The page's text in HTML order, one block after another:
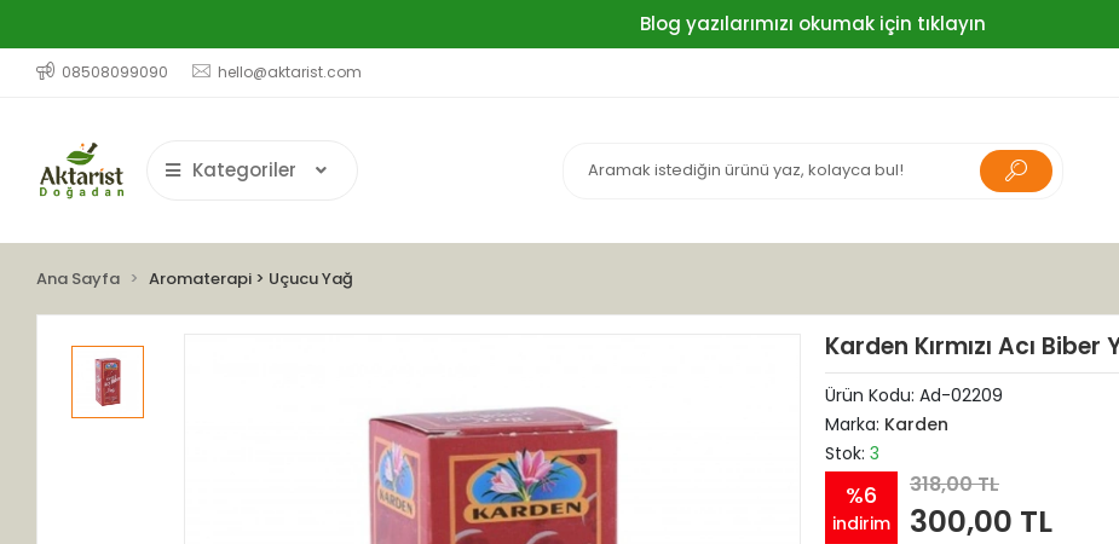
Blog yazılarımızı okumak için tıklayın
08508099090 hello@aktarist.com
Kategoriler
Ana Sayfa Aromaterapi > Uçucu Yağ
Karden Kırmızı Acı Biber
Ürün Kodu: Ad-02209
Marka: Karden
Stok: 3
%6
indirim
318,00 TL
300,00 TL